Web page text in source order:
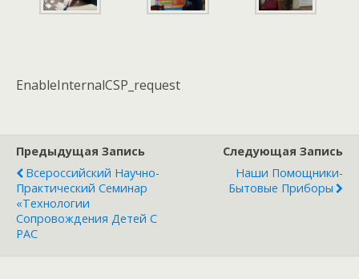
EnableInternalCSP_request
Предыдущая Запись
Всероссийский Научно-
Практический Семинар
«Технологии
Сопровождения Детей С
РАС
Следующая Запись
Наши Помощники-
Бытовые Приборы